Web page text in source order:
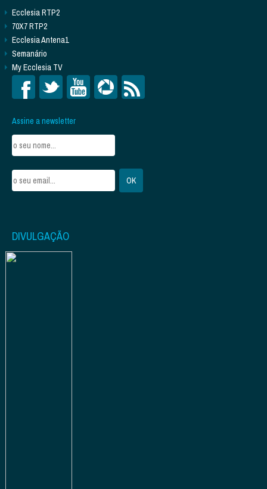
Ecclesia RTP2
70X7 RTP2
Ecclesia Antena1
Semanário
My Ecclesia TV
Assine a newsletter
DIVULGAÇÃO